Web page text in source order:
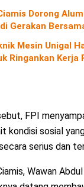
Dorong
Gerakan
Mesin Unigal
Ringankan Kerja
FPI
kondisi sosial
serius dan
Wawan